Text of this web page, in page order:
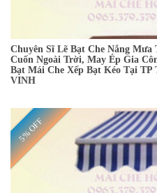
Chuyên Sĩ Lẽ Bạt Che Nắng Mưa
Cuốn Ngoài Trời, May Ép Gia
Bạt Mái Che Xếp Bạt Kéo Tại TP
VINH
5% OFF